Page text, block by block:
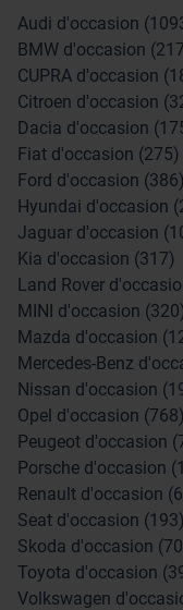
Audi d'occasion
BMW d'occasion
CUPRA d'occasion
Citroen d'occasion
Dacia d'occasion
Fiat d'occasion (275)
Ford d'occasion (386)
Hyundai d'occasion
Jaguar d'occasion
Kia d'occasion (317)
Land Rover
MINI d'occasion (320)
Mazda d'occasion
Mercedes-Benz
Nissan d'occasion
Opel d'occasion (768)
Peugeot d'occasion
Porsche d'occasion
Renault d'occasion
Seat d'occasion (193)
Skoda d'occasion
Toyota d'occasion
Volkswagen